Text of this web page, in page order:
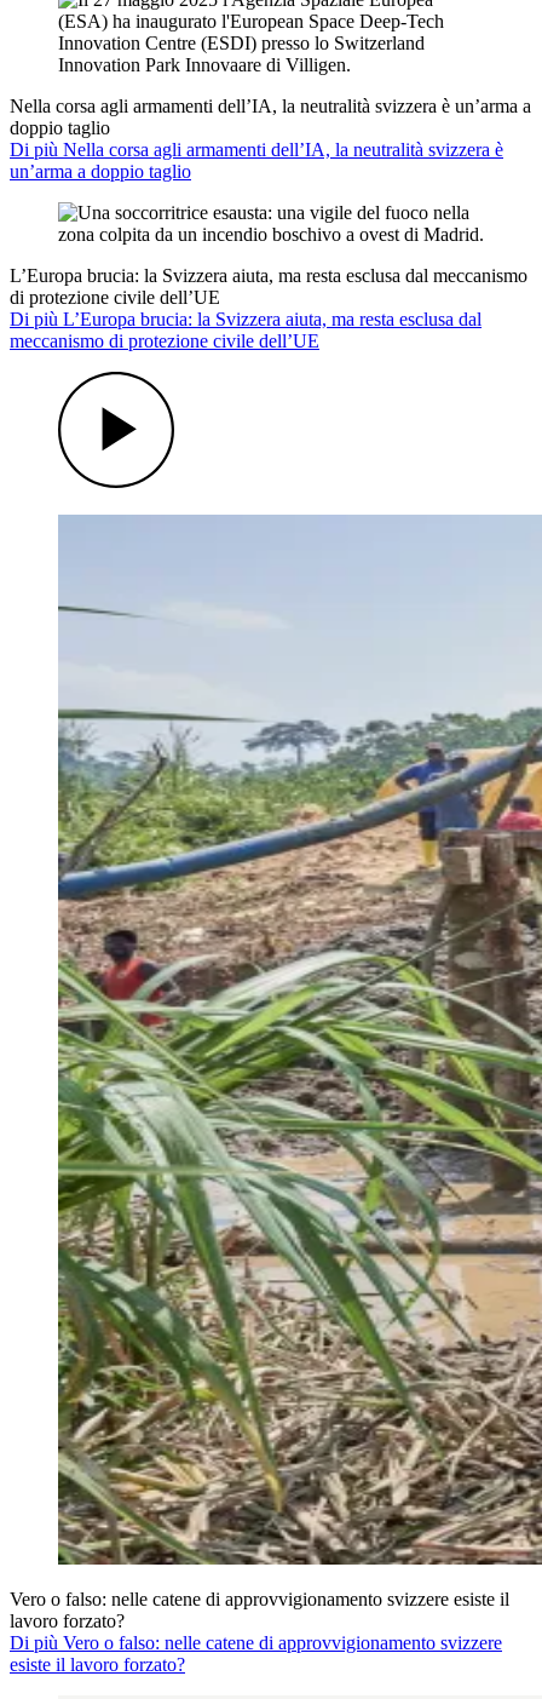
Nella corsa agli armamenti dell’IA, la neutralità svizzera è un’arma a
doppio taglio
Di più Nella corsa agli armamenti dell’IA, la neutralità svizzera è
un’arma a doppio taglio
L’Europa brucia: la Svizzera aiuta, ma resta esclusa dal meccanismo
di protezione civile dell’UE
Di più L’Europa brucia: la Svizzera aiuta, ma resta esclusa dal
meccanismo di protezione civile dell’UE
Vero o falso: nelle catene di approvvigionamento svizzere esiste il
lavoro forzato?
Di più Vero o falso: nelle catene di approvvigionamento svizzere
esiste il lavoro forzato?